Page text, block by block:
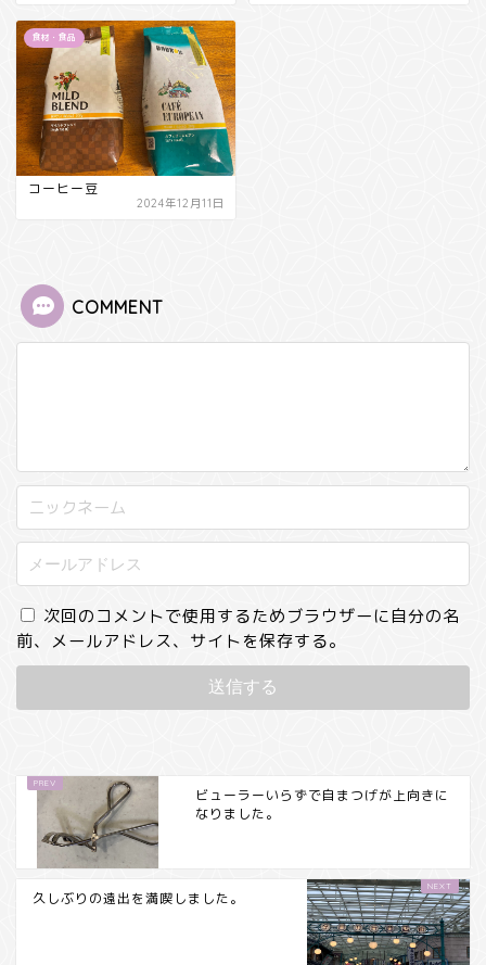
食材・食品
コーヒー豆
2024年12月11日
COMMENT
次回のコメントで使用するためブラウザーに自分の名
前、メールアドレス、サイトを保存する。
ビューラーいらずで自まつげが上向きに
なりました。
久しぶりの遠出を満喫しました。